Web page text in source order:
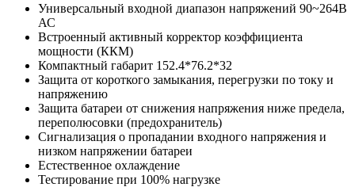
Универсальный входной диапазон напряжений 90~264В
АС
Встроенный активный корректор коэффициента
мощности (ККМ)
Компактный габарит 152.4*76.2*32
Защита от короткого замыкания, перегрузки по току и
напряжению
Защита батареи от снижения напряжения ниже предела,
переполюсовки (предохранитель)
Сигнализация о пропадании входного напряжения и
низком напряжении батареи
Естественное охлаждение
Тестирование при 100% нагрузке